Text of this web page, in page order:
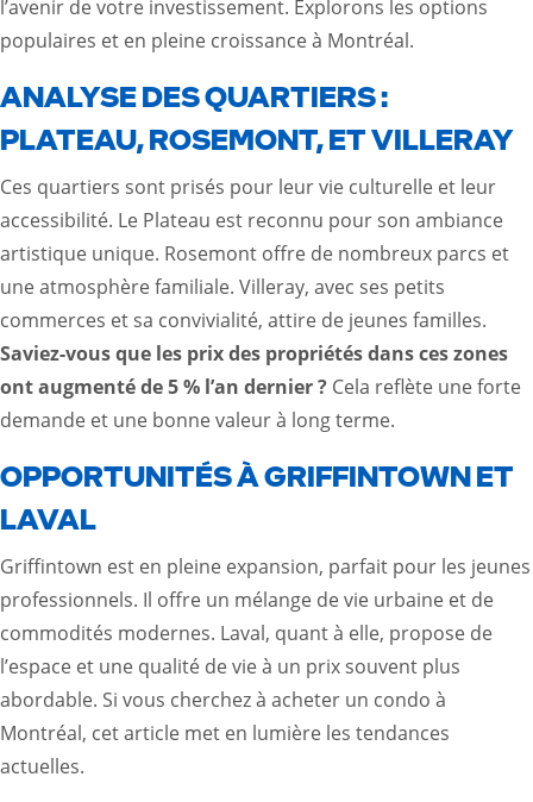
l’avenir de votre investissement. Explorons les options
populaires et en pleine croissance à Montréal.
ANALYSE DES QUARTIERS :
PLATEAU, ROSEMONT, ET VILLERAY
Ces quartiers sont prisés pour leur vie culturelle et leur
accessibilité. Le Plateau est reconnu pour son ambiance
artistique unique. Rosemont offre de nombreux parcs et
une atmosphère familiale. Villeray, avec ses petits
commerces et sa convivialité, attire de jeunes familles.
Saviez-vous que les prix des propriétés dans ces zones
ont augmenté de 5 % l’an dernier ? Cela reflète une forte
demande et une bonne valeur à long terme.
OPPORTUNITÉS À GRIFFINTOWN ET
LAVAL
Griffintown est en pleine expansion, parfait pour les jeunes
professionnels. Il offre un mélange de vie urbaine et de
commodités modernes. Laval, quant à elle, propose de
l’espace et une qualité de vie à un prix souvent plus
abordable. Si vous cherchez à acheter un condo à
Montréal, cet article met en lumière les tendances
actuelles.